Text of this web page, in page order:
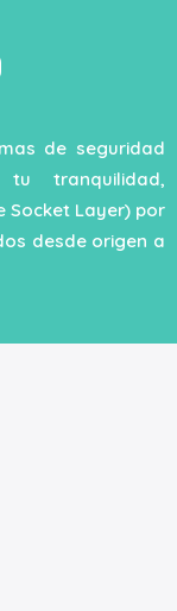
de seguridad
tranquilidad,
Socket Layer) por
desde origen a